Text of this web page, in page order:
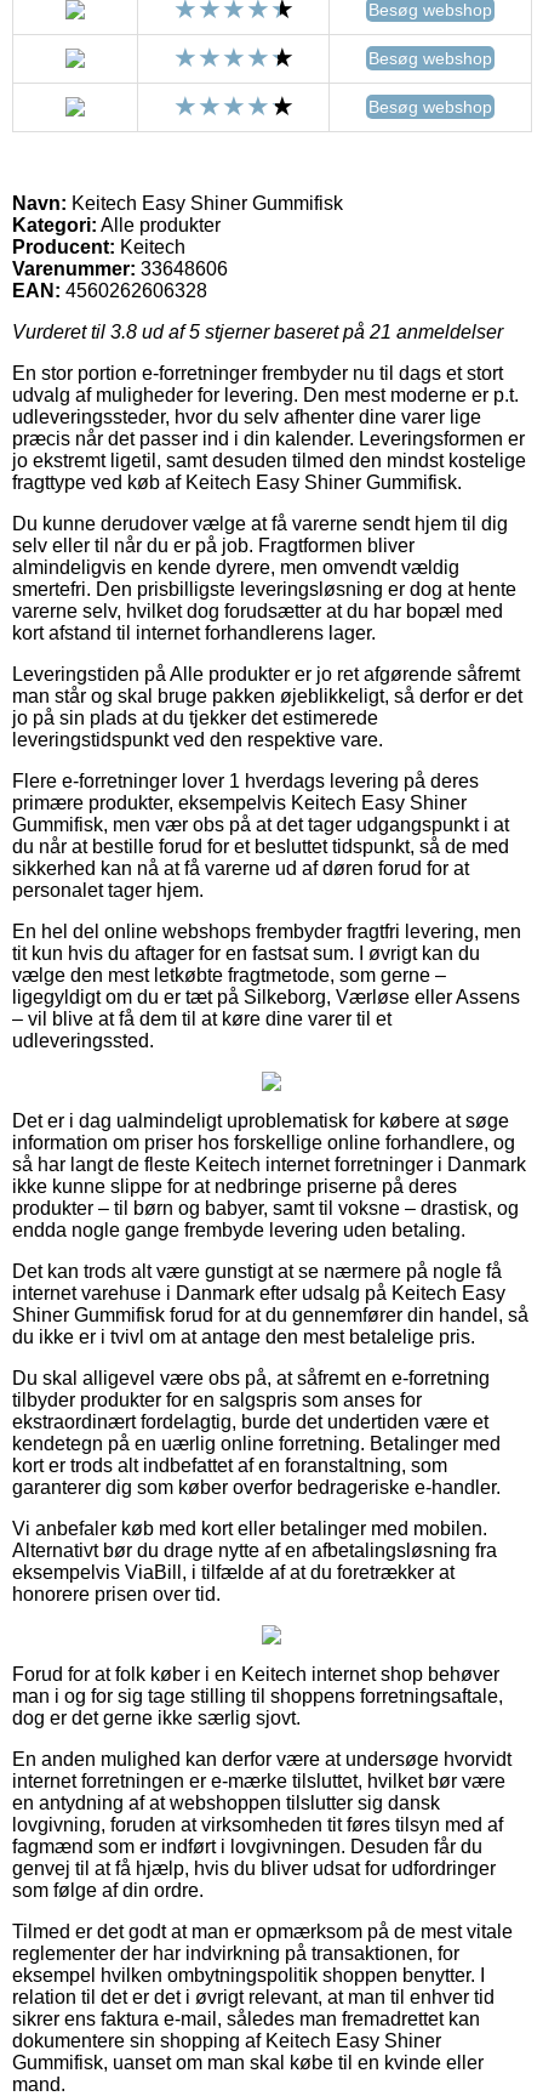
Besøg webshop
Besøg webshop
Besøg webshop
Navn: Keitech Easy Shiner Gummifisk
Kategori: Alle produkter
Producent: Keitech
Varenummer: 33648606
EAN: 4560262606328
Vurderet til 3.8 ud af 5 stjerner baseret på 21 anmeldelser
En stor portion e-forretninger frembyder nu til dags et stort
udvalg af muligheder for levering. Den mest moderne er p.t.
udleveringssteder, hvor du selv afhenter dine varer lige
præcis når det passer ind i din kalender. Leveringsformen er
jo ekstremt ligetil, samt desuden tilmed den mindst kostelige
fragttype ved køb af Keitech Easy Shiner Gummifisk.
Du kunne derudover vælge at få varerne sendt hjem til dig
selv eller til når du er på job. Fragtformen bliver
almindeligvis en kende dyrere, men omvendt vældig
smertefri. Den prisbilligste leveringsløsning er dog at hente
varerne selv, hvilket dog forudsætter at du har bopæl med
kort afstand til internet forhandlerens lager.
Leveringstiden på Alle produkter er jo ret afgørende såfremt
man står og skal bruge pakken øjeblikkeligt, så derfor er det
jo på sin plads at du tjekker det estimerede
leveringstidspunkt ved den respektive vare.
Flere e-forretninger lover 1 hverdags levering på deres
primære produkter, eksempelvis Keitech Easy Shiner
Gummifisk, men vær obs på at det tager udgangspunkt i at
du når at bestille forud for et besluttet tidspunkt, så de med
sikkerhed kan nå at få varerne ud af døren forud for at
personalet tager hjem.
En hel del online webshops frembyder fragtfri levering, men
tit kun hvis du aftager for en fastsat sum. I øvrigt kan du
vælge den mest letkøbte fragtmetode, som gerne –
ligegyldigt om du er tæt på Silkeborg, Værløse eller Assens
– vil blive at få dem til at køre dine varer til et
udleveringssted.
Det er i dag ualmindeligt uproblematisk for købere at søge
information om priser hos forskellige online forhandlere, og
så har langt de fleste Keitech internet forretninger i Danmark
ikke kunne slippe for at nedbringe priserne på deres
produkter – til børn og babyer, samt til voksne – drastisk, og
endda nogle gange frembyde levering uden betaling.
Det kan trods alt være gunstigt at se nærmere på nogle få
internet varehuse i Danmark efter udsalg på Keitech Easy
Shiner Gummifisk forud for at du gennemfører din handel, så
du ikke er i tvivl om at antage den mest betalelige pris.
Du skal alligevel være obs på, at såfremt en e-forretning
tilbyder produkter for en salgspris som anses for
ekstraordinært fordelagtig, burde det undertiden være et
kendetegn på en uærlig online forretning. Betalinger med
kort er trods alt indbefattet af en foranstaltning, som
garanterer dig som køber overfor bedrageriske e-handler.
Vi anbefaler køb med kort eller betalinger med mobilen.
Alternativt bør du drage nytte af en afbetalingsløsning fra
eksempelvis ViaBill, i tilfælde af at du foretrækker at
honorere prisen over tid.
Forud for at folk køber i en Keitech internet shop behøver
man i og for sig tage stilling til shoppens forretningsaftale,
dog er det gerne ikke særlig sjovt.
En anden mulighed kan derfor være at undersøge hvorvidt
internet forretningen er e-mærke tilsluttet, hvilket bør være
en antydning af at webshoppen tilslutter sig dansk
lovgivning, foruden at virksomheden tit føres tilsyn med af
fagmænd som er indført i lovgivningen. Desuden får du
genvej til at få hjælp, hvis du bliver udsat for udfordringer
som følge af din ordre.
Tilmed er det godt at man er opmærksom på de mest vitale
reglementer der har indvirkning på transaktionen, for
eksempel hvilken ombytningspolitik shoppen benytter. I
relation til det er det i øvrigt relevant, at man til enhver tid
sikrer ens faktura e-mail, således man fremadrettet kan
dokumentere sin shopping af Keitech Easy Shiner
Gummifisk, uanset om man skal købe til en kvinde eller
mand.